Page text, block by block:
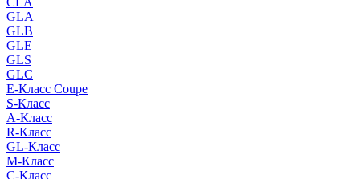
GLA
GLB
GLE
GLS
GLC
E-Класс Coupe
S-Класс
A-Класс
R-Класс
GL-Класс
M-Класс
C-Класс